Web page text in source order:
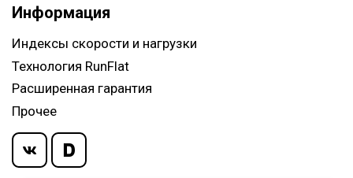
Информация
Индексы скорости и нагрузки
Технология RunFlat
Расширенная гарантия
Прочее